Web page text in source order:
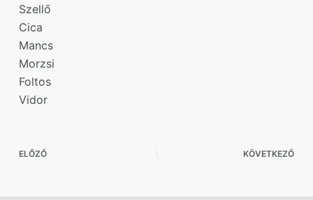
Szellő
Cica
Mancs
Morzsi
Foltos
Vidor
ELŐZŐ KÖVETKEZŐ